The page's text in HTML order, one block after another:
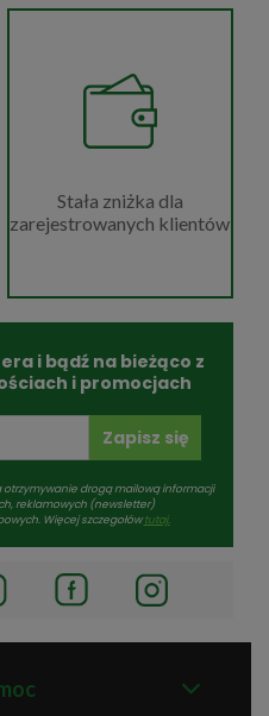
Stała zniżka dla
zarejestrowanych klientów
i bądź na bieżąco z
i promocjach
Zapisz się
otrzymywanie drogą mailową informacji
reklamowych (newsletter)
Więcej szczegołówtutaj.